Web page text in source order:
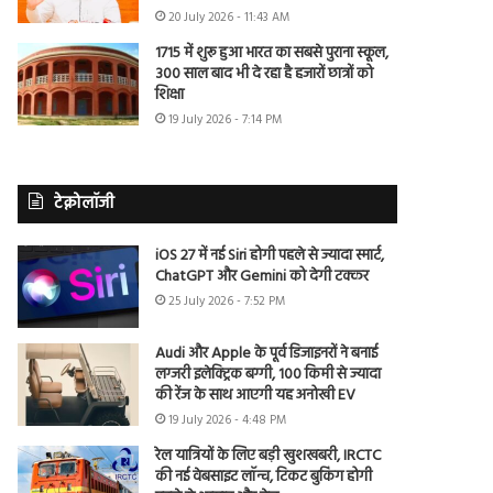
20 July 2026 - 11:43 AM
1715 में शुरू हुआ भारत का सबसे पुराना स्कूल,
300 साल बाद भी दे रहा है हजारों छात्रों को
शिक्षा
19 July 2026 - 7:14 PM
टेक्नोलॉजी
iOS 27 में नई Siri होगी पहले से ज्यादा स्मार्ट,
ChatGPT और Gemini को देगी टक्कर
25 July 2026 - 7:52 PM
Audi और Apple के पूर्व डिजाइनरों ने बनाई
लग्जरी इलेक्ट्रिक बग्गी, 100 किमी से ज्यादा
की रेंज के साथ आएगी यह अनोखी EV
19 July 2026 - 4:48 PM
रेल यात्रियों के लिए बड़ी खुशखबरी, IRCTC
की नई वेबसाइट लॉन्च, टिकट बुकिंग होगी